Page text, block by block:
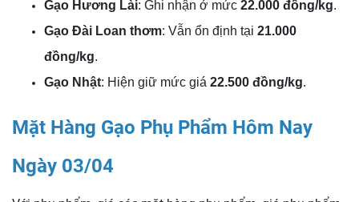
Gạo Hương Lài: Ghi nhận ở mức 22.000 đồng/kg.
Gạo Đài Loan thơm: Vẫn ổn định tại 21.000
đồng/kg.
Gạo Nhật: Hiện giữ mức giá 22.500 đồng/kg.
Mặt Hàng Gạo Phụ Phẩm Hôm Nay
Ngày 03/04